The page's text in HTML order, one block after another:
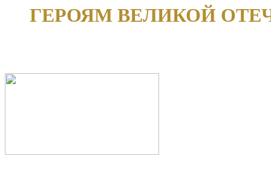
ГЕРОЯМ ВЕЛИКОЙ